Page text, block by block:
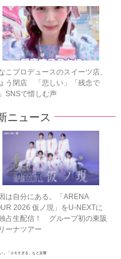
こプロデュースのスイーツ店、
う閉店 「悲しい」「残念で
SNSで惜しむ声
ニュース
は自分にある。「ARENA
2026 仮ノ現」をU-NEXTに
占生配信！ グループ初の東阪
ーナツアー
」「エモすぎる」など反響